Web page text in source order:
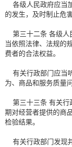
各级人民政府应当
的发生，及时制止危
第三十二条 各级人
当依照法律、法规的
费者的合法权益。
有关行政部门应当
为、商品和服务质量
第三十三条 有关行
期对经营者提供的商
检验结果。
有关行政部门发现